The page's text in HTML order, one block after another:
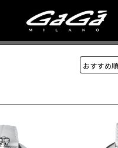
ケース径40mm
おすすめ順